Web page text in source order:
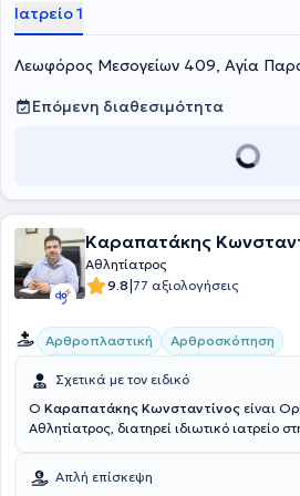
Ιατρείο 1
Λεωφόρος Μεσογείων 409, Αγία
Επόμενη διαθεσιμότητα
Καραπατάκης
Αθλητίατρος
9.8|77 αξιολογήσεις
Αρθροπλαστική Αρθροσκόπηση
Σχετικά με τον ειδικό
Ο Καραπατάκης Κωνσταντίνος είναι
Αθλητίατρος, διατηρεί ιδιωτικό ιατρείο
General. Ολοκλήρωσε τις σπουδές του
Δημοκρίτειου Πανεπιστημίου Θράκης και
Απλή επίσκεψη